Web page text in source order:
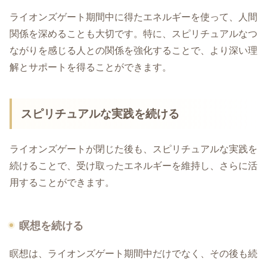
ライオンズゲート期間中に得たエネルギーを使って、人間
関係を深めることも大切です。特に、スピリチュアルなつ
ながりを感じる人との関係を強化することで、より深い理
解とサポートを得ることができます。
スピリチュアルな実践を続ける
ライオンズゲートが閉じた後も、スピリチュアルな実践を
続けることで、受け取ったエネルギーを維持し、さらに活
用することができます。
瞑想を続ける
瞑想は、ライオンズゲート期間中だけでなく、その後も続